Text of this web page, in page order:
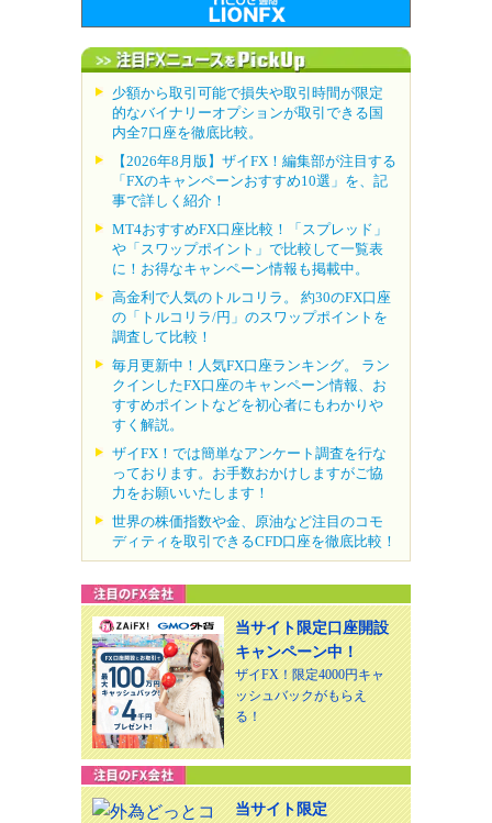
少額から取引可能で損失や取引時間が限定
的なバイナリーオプションが取引できる国
内全7口座を徹底比較。
【2026年8月版】ザイFX！編集部が注目する
「FXのキャンペーンおすすめ10選」を、記
事で詳しく紹介！
MT4おすすめFX口座比較！「スプレッド」
や「スワップポイント」で比較して一覧表
に！お得なキャンペーン情報も掲載中。
高金利で人気のトルコリラ。 約30のFX口座
の「トルコリラ/円」のスワップポイントを
調査して比較！
毎月更新中！人気FX口座ランキング。 ラン
クインしたFX口座のキャンペーン情報、お
すすめポイントなどを初心者にもわかりや
すく解説。
ザイFX！では簡単なアンケート調査を行な
っております。お手数おかけしますがご協
力をお願いいたします！
世界の株価指数や金、原油など注目のコモ
ディティを取引できるCFD口座を徹底比較！
当サイト限定口座開設
キャンペーン中！
ザイFX！限定4000円キャ
ッシュバックがもらえ
る！
当サイト限定